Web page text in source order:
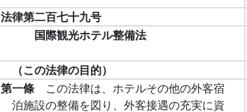
法律第二百七十九号
国際観光ホテル整備法
（この法律の目的）
第一條 この法律は、ホテルその他の外客宿
泊施設の整備を図り、外客接遇の充実に資